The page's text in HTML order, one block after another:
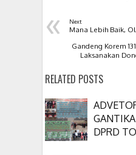
« Next
Mana Lebih Baik,
Gandeng Korem
Laksanakan
RELATED POSTS
DPRD